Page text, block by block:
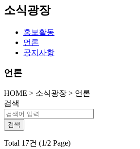
소식광장
홍보활동
언론
공지사항
언론
HOME > 소식광장 > 언론
검색
Total 17건 (1/2 Page)